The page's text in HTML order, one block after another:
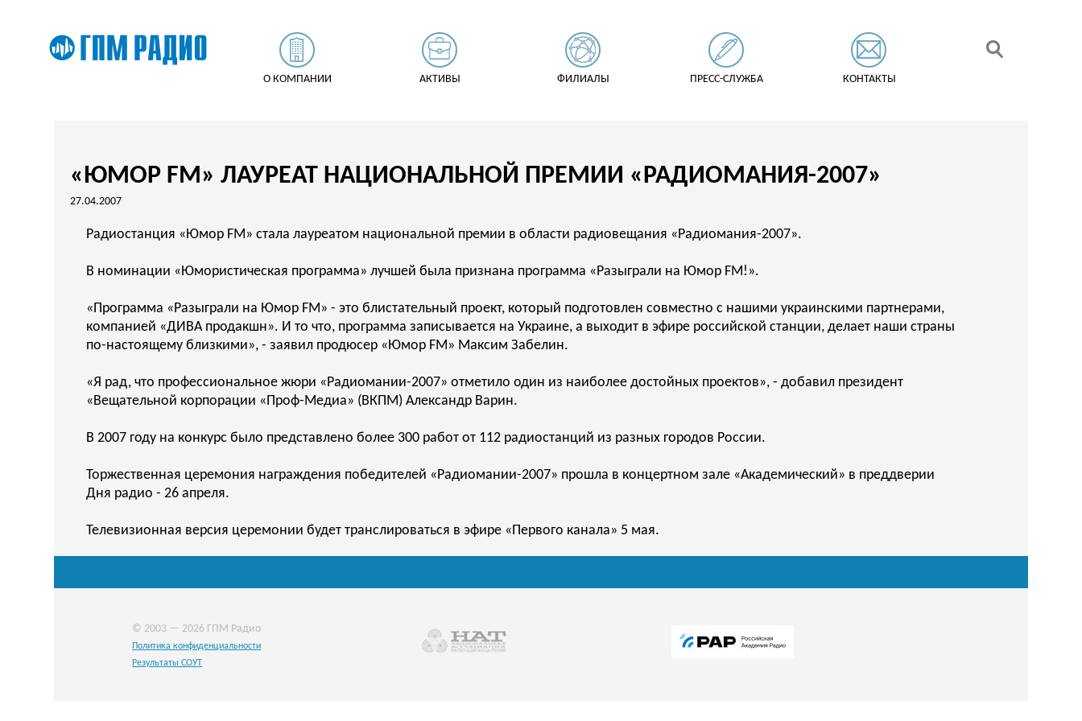
О КОМПАНИИ АКТИВЫ ФИЛИАЛЫ ПРЕСС-СЛУЖБА КОНТАКТЫ
«ЮМОР FM» ЛАУРЕАТ НАЦИОНАЛЬНОЙ ПРЕМИИ «РАДИОМАНИЯ-2007»
27.04.2007
Радиостанция «Юмор FM» стала лауреатом национальной премии в области радиовещания «Радиомания-2007».
В номинации «Юмористическая программа» лучшей была признана программа «Разыграли на Юмор FM!».
«Программа «Разыграли на Юмор FM» - это блистательный проект, который подготовлен совместно с нашими украинскими партнерами,
компанией «ДИВА продакшн». И то что, программа записывается на Украине, а выходит в эфире российской станции, делает наши страны
по-настоящему близкими», - заявил продюсер «Юмор FM» Максим Забелин.
«Я рад, что профессиональное жюри «Радиомании-2007» отметило один из наиболее достойных проектов», - добавил президент
«Вещательной корпорации «Проф-Медиа» (ВКПМ) Александр Варин.
В 2007 году на конкурс было представлено более 300 работ от 112 радиостанций из разных городов России.
Торжественная церемония награждения победителей «Радиомании-2007» прошла в концертном зале «Академический» в преддверии
Дня радио - 26 апреля.
Телевизионная версия церемонии будет транслироваться в эфире «Первого канала» 5 мая.
© 2003 — 2026 ГПМ Радио
Политика конфиденциальности
Результаты СОУТ